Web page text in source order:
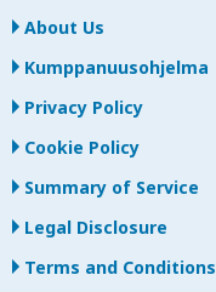
About Us
Kumppanuusohjelma
Privacy Policy
Cookie Policy
Summary of Service
Legal Disclosure
Terms and Conditions